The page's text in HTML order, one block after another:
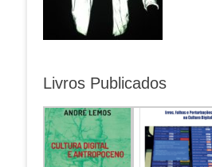
Livros Publicados